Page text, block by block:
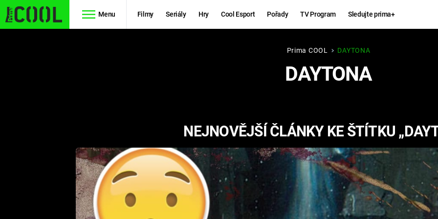
Menu Filmy Seriály Hry Cool Esport Pořady TV Program Sledujte prima+
FUTURAMA
RYCHLE A
ZBĚSILE 10
PREDÁTOR
Hry
KINGDOM
COME:
DELIVERANCE
ESPORT
KOMEDIE
CHUCK
NORRIS
Prima COOL DAYTONA
DAYTONA
NEJNOVĚJŠÍ ČLÁNKY KE ŠTÍTKU